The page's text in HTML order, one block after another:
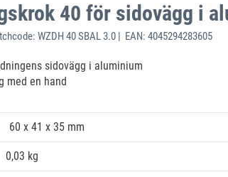
40 för sidovägg i
WZDH 40 SBAL 3.0 | EAN: 4045294283605
sidovägg i aluminium
med en hand
60 x 41 x 35 mm
0,03 kg